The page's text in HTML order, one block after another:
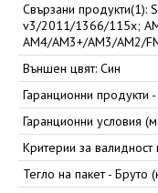
Свързани продукти(1):
v3/2011/1366/115x;
AM4/AM3+/AM3/AM2/
Външен цвят: Син
Гаранционни
Гаранционни условия
Критерии за
Тегло на пакет - Бруто